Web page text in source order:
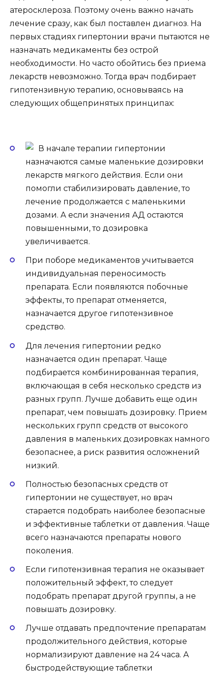
атеросклероза. Поэтому очень важно начать
лечение сразу, как был поставлен диагноз. На
первых стадиях гипертонии врачи пытаются не
назначать медикаменты без острой
необходимости. Но часто обойтись без приема
лекарств невозможно. Тогда врач подбирает
гипотензивную терапию, основываясь на
следующих общепринятых принципах:
В начале терапии гипертонии
назначаются самые маленькие дозировки
лекарств мягкого действия. Если они
помогли стабилизировать давление, то
лечение продолжается с маленькими
дозами. А если значения АД остаются
повышенными, то дозировка
увеличивается.
При поборе медикаментов учитывается
индивидуальная переносимость
препарата. Если появляются побочные
эффекты, то препарат отменяется,
назначается другое гипотензивное
средство.
Для лечения гипертонии редко
назначается один препарат. Чаще
подбирается комбинированная терапия,
включающая в себя несколько средств из
разных групп. Лучше добавить еще один
препарат, чем повышать дозировку. Прием
нескольких групп средств от высокого
давления в маленьких дозировках намного
безопаснее, а риск развития осложнений
низкий.
Полностью безопасных средств от
гипертонии не существует, но врач
старается подобрать наиболее безопасные
и эффективные таблетки от давления. Чаще
всего назначаются препараты нового
поколения.
Если гипотензивная терапия не оказывает
положительный эффект, то следует
подобрать препарат другой группы, а не
повышать дозировку.
Лучше отдавать предпочтение препаратам
продолжительного действия, которые
нормализируют давление на 24 часа. А
быстродействующие таблетки